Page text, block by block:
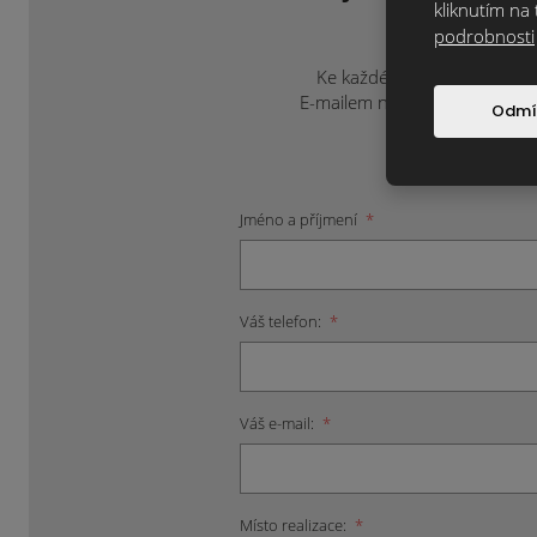
Ke každému projektu
E-mailem na
Jméno a příjmení *
Váš telefon: *
Váš e-mail: *
Místo realizace: *
kliknutím na
podrobnosti